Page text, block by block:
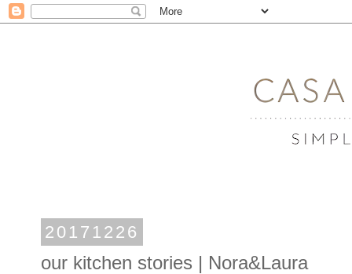
20171226
our kitchen stories | Nora&Laura